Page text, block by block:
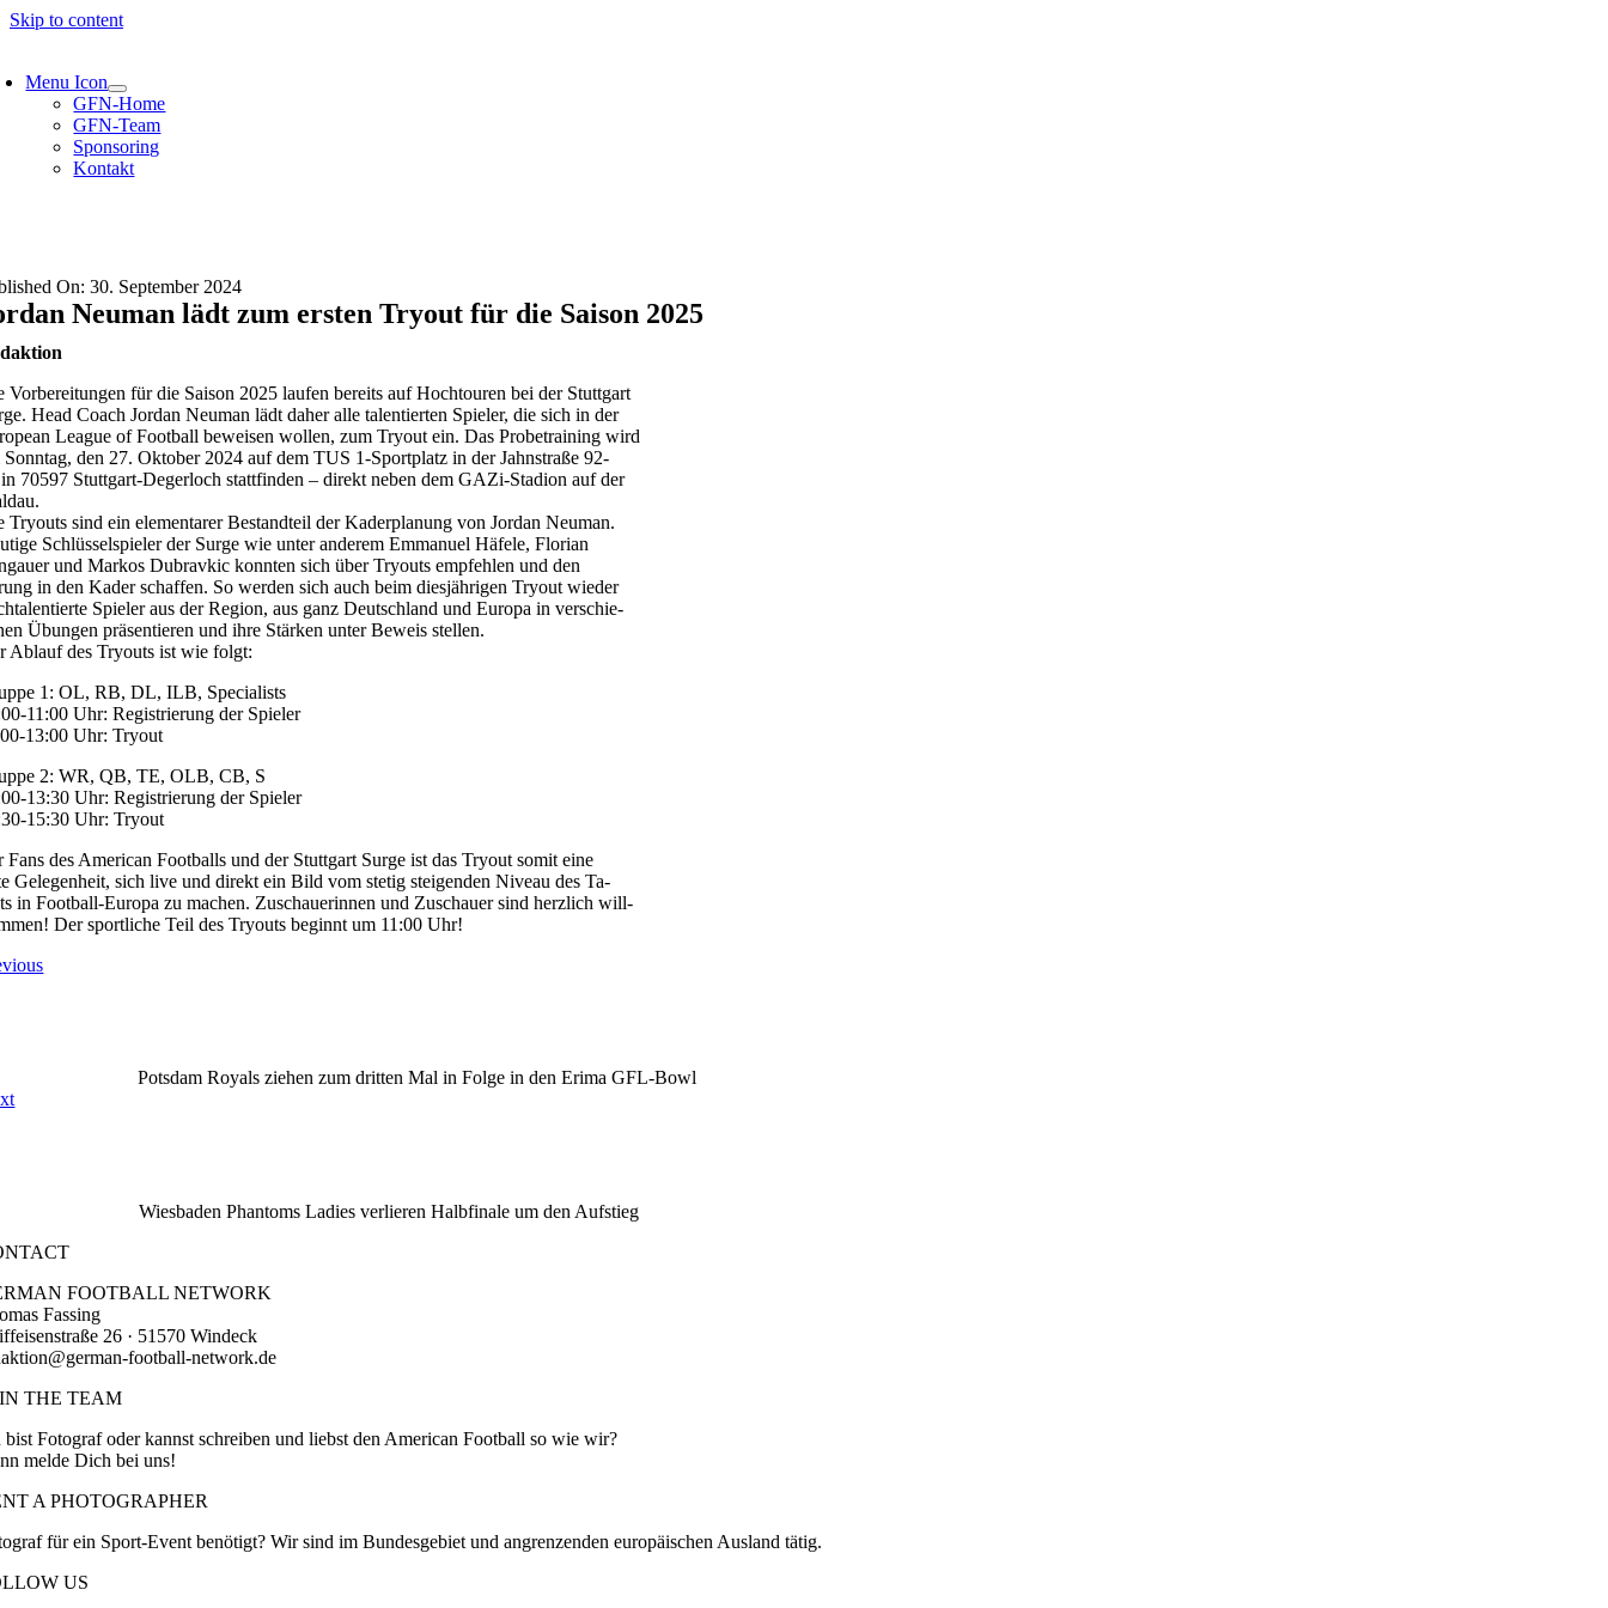
Skip to content
Menu Icon
GFN-Home
GFN-Team
Sponsoring
Kontakt
On: 30. September 2024
Neuman lädt zum ersten Tryout für die Saison 2025
Vorbereitungen für die Saison 2025 laufen bereits auf Hochtouren bei der Stuttgart
Head Coach Jordan Neuman lädt daher alle talentierten Spieler, die sich in der
League of Football beweisen wollen, zum Tryout ein. Das Probetraining wird
Sonntag, den 27. Oktober 2024 auf dem TUS 1-Sportplatz in der Jahnstraße 92-
70597 Stuttgart-Degerloch stattfinden – direkt neben dem GAZi-Stadion auf der
Tryouts sind ein elementarer Bestandteil der Kaderplanung von Jordan Neuman.
Schlüsselspieler der Surge wie unter anderem Emmanuel Häfele, Florian
und Markos Dubravkic konnten sich über Tryouts empfehlen und den
in den Kader schaffen. So werden sich auch beim diesjährigen Tryout wieder
Spieler aus der Region, aus ganz Deutschland und Europa in verschie-
Übungen präsentieren und ihre Stärken unter Beweis stellen.
Ablauf des Tryouts ist wie folgt:
1: OL, RB, DL, ILB, Specialists
11:00 Uhr: Registrierung der Spieler
13:00 Uhr: Tryout
2: WR, QB, TE, OLB, CB, S
13:30 Uhr: Registrierung der Spieler
15:30 Uhr: Tryout
Fans des American Footballs und der Stuttgart Surge ist das Tryout somit eine
Gelegenheit, sich live und direkt ein Bild vom stetig steigenden Niveau des Ta-
in Football-Europa zu machen. Zuschauerinnen und Zuschauer sind herzlich will-
Der sportliche Teil des Tryouts beginnt um 11:00 Uhr!
Potsdam Royals ziehen zum dritten Mal in Folge in den Erima GFL-Bowl
Wiesbaden Phantoms Ladies verlieren Halbfinale um den Aufstieg
FOOTBALL NETWORK
Fassing
26 · 51570 Windeck
football-network.de
THE TEAM
bist Fotograf oder kannst schreiben und liebst den American Football so wie wir?
melde Dich bei uns!
A PHOTOGRAPHER
für ein Sport-Event benötigt? Wir sind im Bundesgebiet und angrenzenden europäischen Ausland tätig.
US